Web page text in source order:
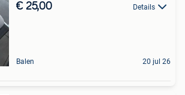
€ 25,00 Details
Balen 20 jul 26